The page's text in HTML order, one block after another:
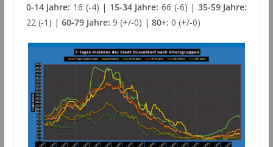
0-14 Jahre: 16 (-4) | 15-34 Jahre: 66 (-6) | 35-59 Jahre:
22 (-1) | 60-79 Jahre: 9 (+/-0) | 80+: 0 (+/-0)